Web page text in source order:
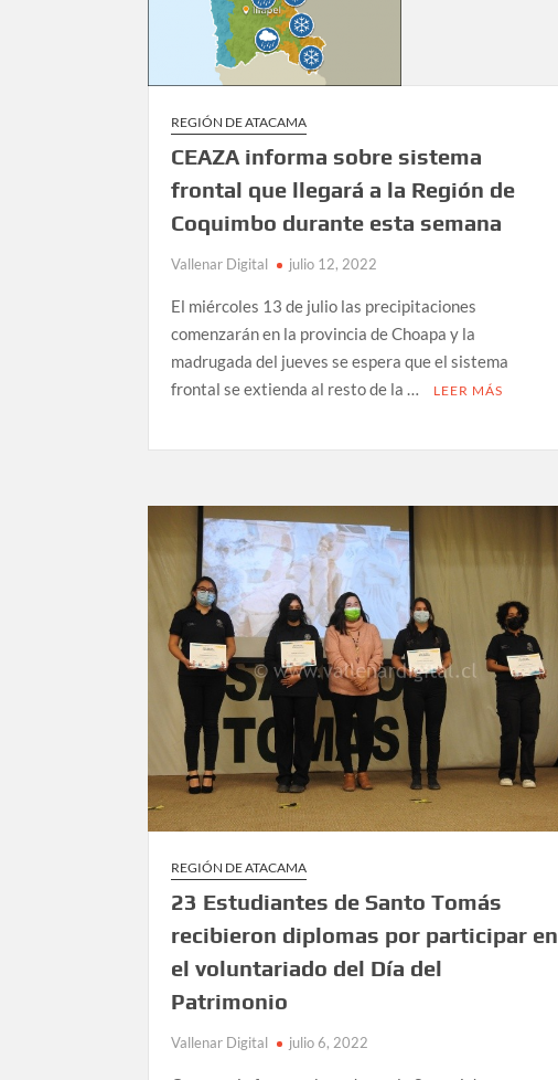
REGIÓN DE ATACAMA
CEAZA informa sobre sistema
frontal que llegará a la Región de
Coquimbo durante esta semana
Vallenar Digital julio 12, 2022
El miércoles 13 de julio las precipitaciones
comenzarán en la provincia de Choapa y la
madrugada del jueves se espera que el sistema
frontal se extienda al resto de la …
LEER MÁS
REGIÓN DE ATACAMA
23 Estudiantes de Santo Tomás
recibieron diplomas por participar en
el voluntariado del Día del
Patrimonio
Vallenar Digital julio 6, 2022